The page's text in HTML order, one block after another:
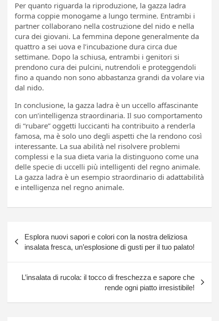
Per quanto riguarda la riproduzione, la gazza ladra
forma coppie monogame a lungo termine. Entrambi i
partner collaborano nella costruzione del nido e nella
cura dei giovani. La femmina depone generalmente da
quattro a sei uova e l’incubazione dura circa due
settimane. Dopo la schiusa, entrambi i genitori si
prendono cura dei pulcini, nutrendoli e proteggendoli
fino a quando non sono abbastanza grandi da volare via
dal nido.
In conclusione, la gazza ladra è un uccello affascinante
con un’intelligenza straordinaria. Il suo comportamento
di “rubare” oggetti luccicanti ha contribuito a renderla
famosa, ma è solo uno degli aspetti che la rendono così
interessante. La sua abilità nel risolvere problemi
complessi e la sua dieta varia la distinguono come una
delle specie di uccelli più intelligenti del regno animale.
La gazza ladra è un esempio straordinario di adattabilità
e intelligenza nel regno animale.
articoli
Esplora nuovi sapori e colori con la nostra deliziosa
insalata fresca, un’esplosione di gusti per il tuo palato!
L’insalata di rucola: il tocco di freschezza e sapore che
rende ogni piatto irresistibile!